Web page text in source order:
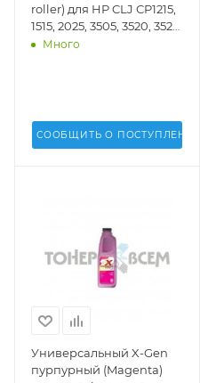
roller) для HP CLJ СP1215,
1515, 2025, 3505, 3520, 3525,
3530, 3600, 3800, 4025,
Много
СООБЩИТЬ О ПОСТУПЛЕНИИ
Универсальный X-Gen
пурпурный (Magenta)